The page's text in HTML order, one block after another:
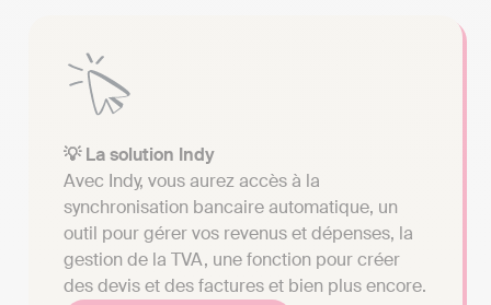
💡 La solution Indy
Avec Indy, vous aurez accès à la
synchronisation bancaire automatique, un
outil pour gérer vos revenus et dépenses, la
gestion de la TVA, une fonction pour créer
des devis et des factures et bien plus encore.